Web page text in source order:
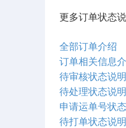
更多订单状态
全部订单介绍
订单相关信息
待审核状态说
待处理状态说
申请运单号状
待打单状态说